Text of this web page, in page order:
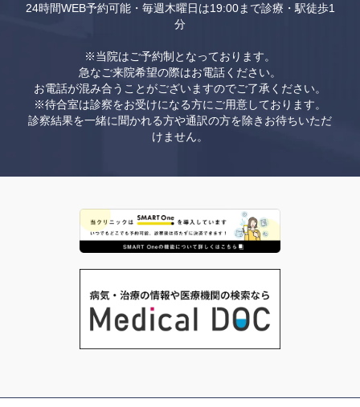
24時間WEB予約可能・毎週木曜日は19:00まで診療・駅徒歩1
分
※当院はご予約制となっております。
急なご来院希望の際はお電話ください。
お電話が混み合うことがございますのでご了承ください。
※待合室は診察をお受けになる方にご用意しております。
診察結果を一緒に聞かれる方や通訳の方を除きお待ちいただ
けません。